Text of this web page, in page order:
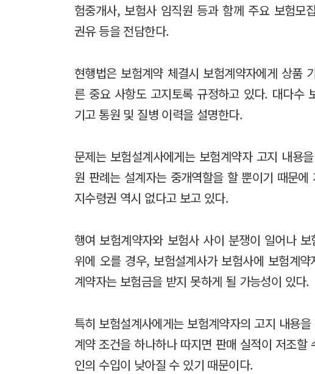
험중개사, 보험사 임직원 등과 함께 주요 보험모
권유 등을 전담한다.
현행법은 보험계약 체결시 보험계약자에게 상품
른 중요 사항도 고지토록 규정하고 있다. 대다수
기고 통원 및 질병 이력을 설명한다.
문제는 보험설계사에게는 보험계약자 고지 내용
원 판례는 설계자는 중개역할을 할 뿐이기 때문
지수령권 역시 없다고 보고 있다.
행여 보험계약자와 보험사 사이 분쟁이 일어나
위에 오를 경우, 보험설계사가 보험사에 보험계
계약자는 보험금을 받지 못하게 될 가능성이 있다.
특히 보험설계사에게는 보험계약자의 고지 내용
계약 조건을 하나하나 따지면 판매 실적이 저조
인의 수입이 낮아질 수 있기 때문이다.